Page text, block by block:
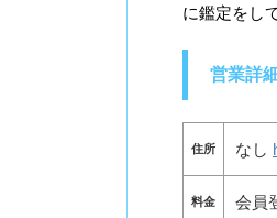
に鑑定をし
営業詳細
住所 なし
料金 会員